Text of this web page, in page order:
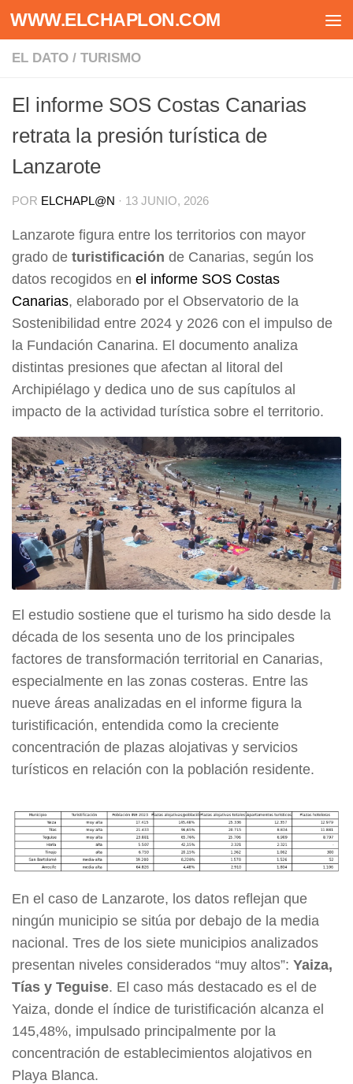
Saltar al contenido
WWW.ELCHAPLON.COM
EL DATO / TURISMO
El informe SOS Costas Canarias
retrata la presión turística de
Lanzarote
POR ELCHAPL@N · 13 JUNIO, 2026
Lanzarote figura entre los territorios con mayor
grado de turistificación de Canarias, según los
datos recogidos en el informe SOS Costas
Canarias, elaborado por el Observatorio de la
Sostenibilidad entre 2024 y 2026 con el impulso de
la Fundación Canarina. El documento analiza
distintas presiones que afectan al litoral del
Archipiélago y dedica uno de sus capítulos al
impacto de la actividad turística sobre el territorio.
El estudio sostiene que el turismo ha sido desde la
década de los sesenta uno de los principales
factores de transformación territorial en Canarias,
especialmente en las zonas costeras. Entre las
nueve áreas analizadas en el informe figura la
turistificación, entendida como la creciente
concentración de plazas alojativas y servicios
turísticos en relación con la población residente.
En el caso de Lanzarote, los datos reflejan que
ningún municipio se sitúa por debajo de la media
nacional. Tres de los siete municipios analizados
presentan niveles considerados “muy altos”: Yaiza,
Tías y Teguise. El caso más destacado es el de
Yaiza, donde el índice de turistificación alcanza el
145,48%, impulsado principalmente por la
concentración de establecimientos alojativos en
Playa Blanca.